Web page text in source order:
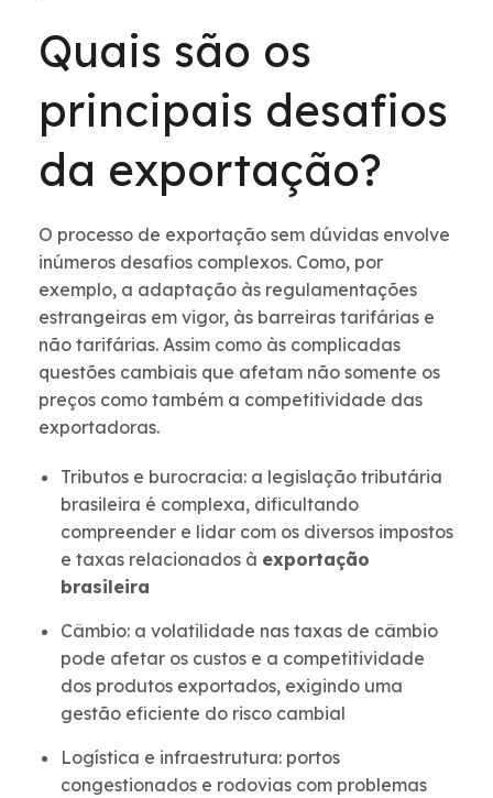
Quais são os
principais desafios
da exportação?
O processo de exportação sem dúvidas envolve
inúmeros desafios complexos. Como, por
exemplo, a adaptação às regulamentações
estrangeiras em vigor, às barreiras tarifárias e
não tarifárias. Assim como às complicadas
questões cambiais que afetam não somente os
preços como também a competitividade das
exportadoras.
Tributos e burocracia: a legislação tributária
brasileira é complexa, dificultando
compreender e lidar com os diversos impostos
e taxas relacionados à exportação
brasileira
Câmbio: a volatilidade nas taxas de câmbio
pode afetar os custos e a competitividade
dos produtos exportados, exigindo uma
gestão eficiente do risco cambial
Logística e infraestrutura: portos
congestionados e rodovias com problemas